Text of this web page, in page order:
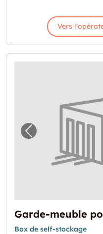
Vers
Image
Box de self-stockage